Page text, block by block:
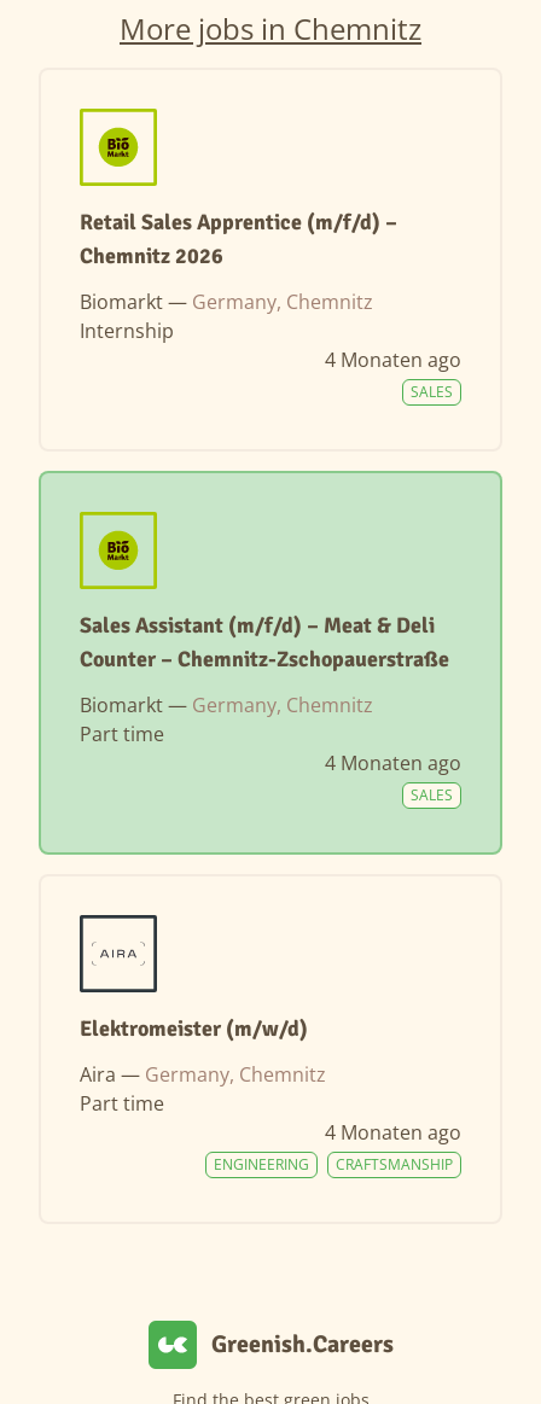
More jobs in Chemnitz
Retail Sales Apprentice (m/f/d) –
Chemnitz 2026
Biomarkt — Germany, Chemnitz
Internship
4 Monaten ago
SALES
Sales Assistant (m/f/d) – Meat & Deli
Counter – Chemnitz-Zschopauerstraße
Biomarkt — Germany, Chemnitz
Part time
4 Monaten ago
SALES
Elektromeister (m/w/d)
Aira — Germany, Chemnitz
Part time
4 Monaten ago
CRAFTSMANSHIP
ENGINEERING
Greenish.Careers